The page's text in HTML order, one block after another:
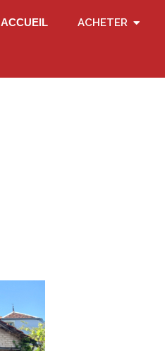
ACCUEIL ACHETER